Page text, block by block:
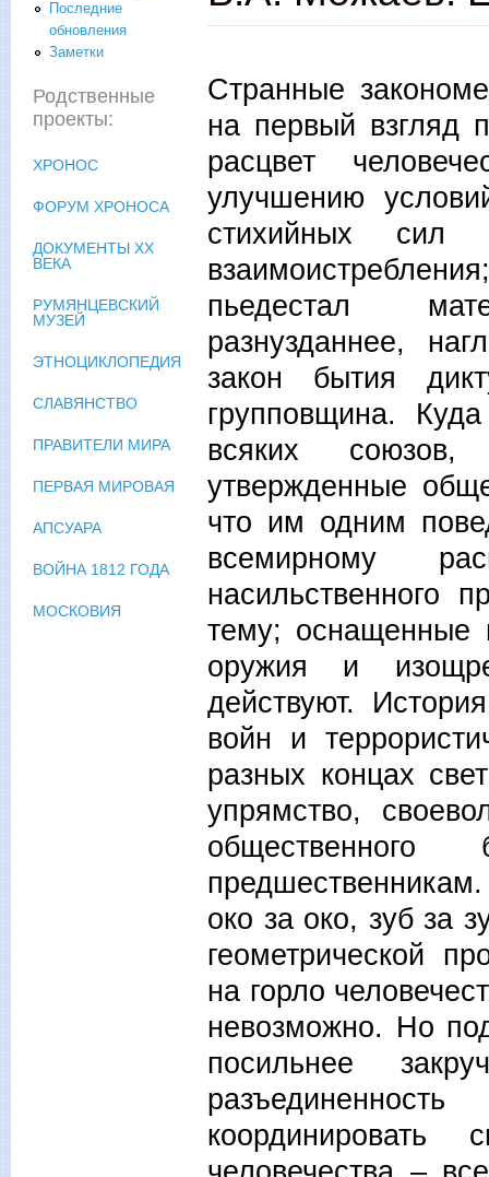
Странные
на первый взгляд
расцвет
улучшению
стихийных
пьедестал
разнузданнее,
закон бытия
групповщина.
всяких
утвержденные
что им одним
всемирному
насильственного
тему; оснащенные
оружия и
действуют.
войн и
разных концах
упрямство,
око за око, зуб за
геометрической
на горло
невозможно. Но
посильнее
Последние
обновления
Заметки
Родственные
проекты:
ХРОНОС
ФОРУМ ХРОНОСА
ДОКУМЕНТЫ XX
ВЕКА
РУМЯНЦЕВСКИЙ
МУЗЕЙ
ЭТНОЦИКЛОПЕДИЯ
СЛАВЯНСТВО
ПРАВИТЕЛИ МИРА
ПЕРВАЯ МИРОВАЯ
АПСУАРА
ВОЙНА 1812 ГОДА
МОСКОВИЯ